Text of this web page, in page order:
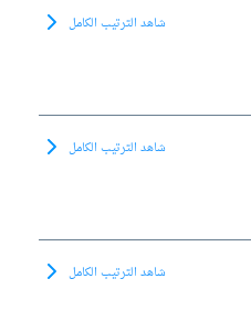
شاهد الترتيب الكامل
شاهد الترتيب الكامل
شاهد الترتيب الكامل